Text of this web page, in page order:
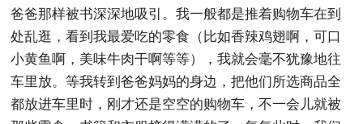
爸爸那样被书深深地吸引。我一般都是推着购物车在到
处乱逛，看到我最爱吃的零食（比如香辣鸡翅啊，可口
小黄鱼啊，美味牛肉干啊等等），我就会毫不犹豫地往
车里放。等我转到爸爸妈妈的身边，把他们所选商品全
都放进车里时，刚才还是空空的购物车，不一会儿就被